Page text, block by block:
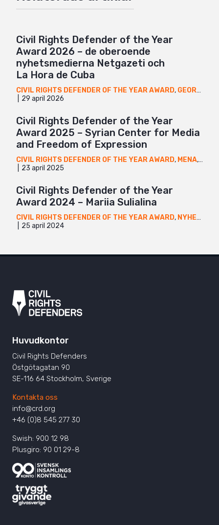
Civil Rights Defender of the Year
Award 2026 – de oberoende
nyhetsmedierna Netgazeti och
La Hora de Cuba
CIVIL RIGHTS DEFENDER OF THE YEAR AWARD, GEORGIEN
29 april 2026
Civil Rights Defender of the Year
Award 2025 – Syrian Center for Media
and Freedom of Expression
CIVIL RIGHTS DEFENDER OF THE YEAR AWARD, MENA,
23 april 2025
Civil Rights Defender of the Year
Award 2024 – Mariia Sulialina
CIVIL RIGHTS DEFENDER OF THE YEAR AWARD, NYHETER
25 april 2024
Huvudkontor
Civil Rights Defenders
Östgötagatan 90
SE-116 64 Stockholm, Sverige
Kontakta oss
info@crd.org
+46 (0)8 545 277 30
Swish: 900 12 98
Plusgiro: 90 01 29-8